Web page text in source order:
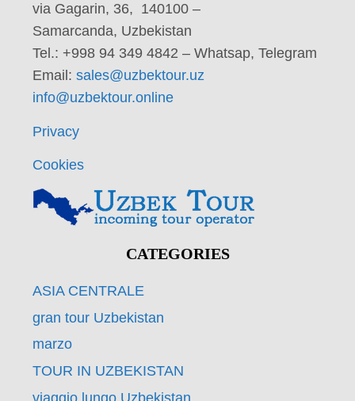
via Gagarin, 36, 140100 –
Samarcanda, Uzbekistan
Tel.: +998 94 349 4842 – Whatsap, Telegram
Email: sales@uzbektour.uz
info@uzbektour.online
Privacy
Cookies
CATEGORIES
ASIA CENTRALE
gran tour Uzbekistan
marzo
TOUR IN UZBEKISTAN
viaggio lungo Uzbekistan